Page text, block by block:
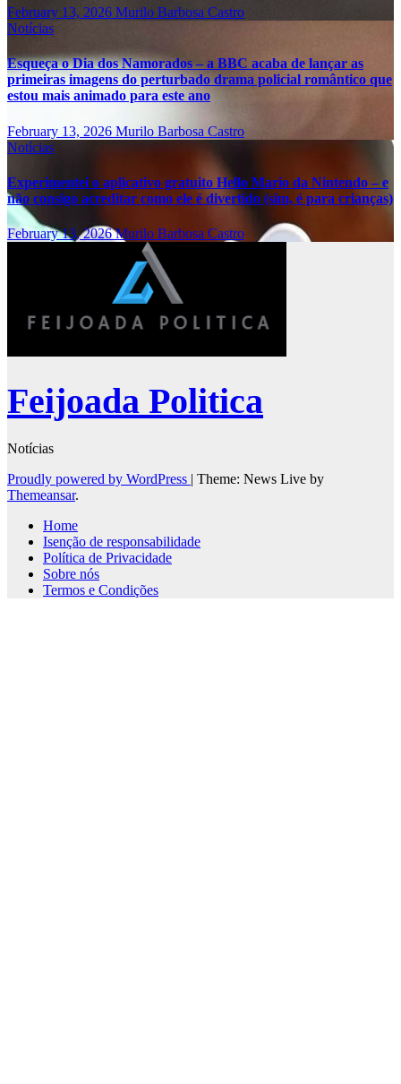
February 13, 2026 Murilo Barbosa Castro
Notícias
Esqueça o Dia dos Namorados – a BBC acaba de lançar as
primeiras imagens do perturbado drama policial romântico que
estou mais animado para este ano
February 13, 2026 Murilo Barbosa Castro
Notícias
Experimentei o aplicativo gratuito Hello Mario da Nintendo – e
não consigo acreditar como ele é divertido (sim, é para crianças)
February 13, 2026Murilo Barbosa Castro
Feijoada Politica
Notícias
Proudly powered by WordPress | Theme: News Live by
Themeansar.
Home
Isenção de responsabilidade
Política de Privacidade
Sobre nós
Termos e Condições